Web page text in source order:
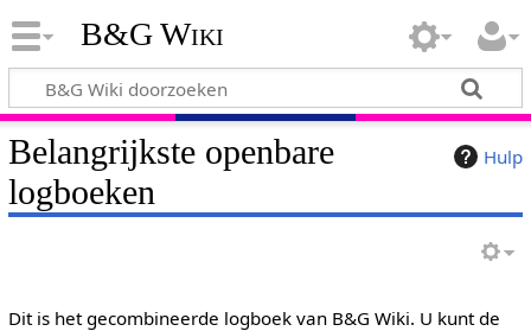
B&G Wiki
Hulp
Belangrijkste openbare
logboeken
Dit is het gecombineerde logboek van B&G Wiki. U kunt de